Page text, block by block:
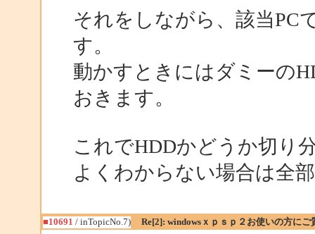
それをしながら、該当PC
す。
動かすときにはダミーの
おきます。
これでHDDかどうか切り
よくわからない場合は全
■10691 / inTopicNo.7) Re[2]: windowsｘｐｓｐ２お使いの方にご